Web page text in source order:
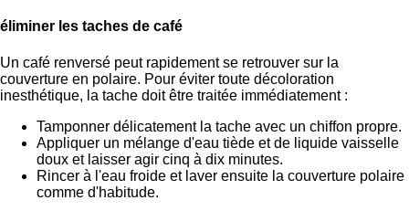
éliminer les taches de café
Un café renversé peut rapidement se retrouver sur la
couverture en polaire. Pour éviter toute décoloration
inesthétique, la tache doit être traitée immédiatement :
Tamponner délicatement la tache avec un chiffon propre.
Appliquer un mélange d'eau tiède et de liquide vaisselle
doux et laisser agir cinq à dix minutes.
Rincer à l'eau froide et laver ensuite la couverture polaire
comme d'habitude.